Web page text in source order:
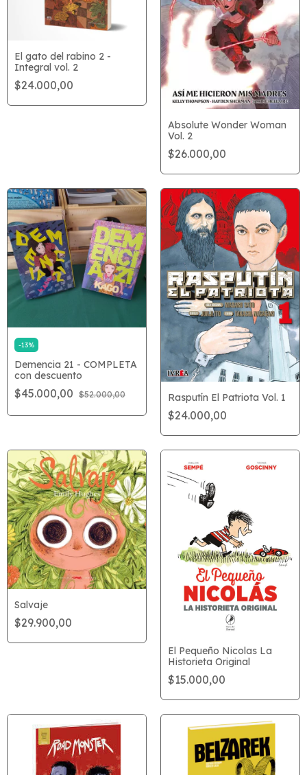
El gato del rabino 2 -
Integral vol. 2
$24.000,00
Absolute Wonder Woman
Vol. 2
$26.000,00
-13%
Demencia 21 - COMPLETA
con descuento
$45.000,00 $52.000,00 Rasputín El Patriota Vol. 1
$24.000,00
Salvaje
$29.900,00
El Pequeño Nicolas La
Historieta Original
$15.000,00